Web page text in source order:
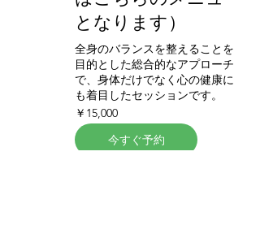
となります）
全身のバランスを整えることを
目的とした総合的なアプローチ
で、身体だけでなく心の健康に
も着目したセッションです。
15,000
円
￥15,000
今すぐ予約